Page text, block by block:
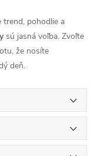
pohodlie a
sú jasná voľba. Zvoľte
že nosíte
deň.